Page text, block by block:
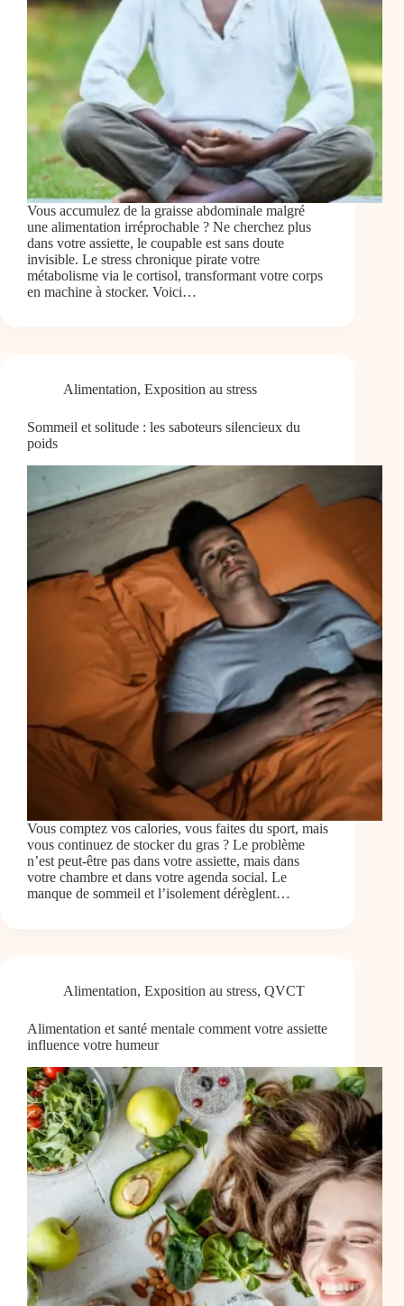
Vous accumulez de la graisse abdominale malgré
une alimentation irréprochable ? Ne cherchez plus
dans votre assiette, le coupable est sans doute
invisible. Le stress chronique pirate votre
métabolisme via le cortisol, transformant votre corps
en machine à stocker. Voici…
Alimentation, Exposition au stress
Sommeil et solitude : les saboteurs silencieux du
poids
Vous comptez vos calories, vous faites du sport, mais
vous continuez de stocker du gras ? Le problème
n’est peut-être pas dans votre assiette, mais dans
votre chambre et dans votre agenda social. Le
manque de sommeil et l’isolement dérèglent…
Alimentation, Exposition au stress, QVCT
Alimentation et santé mentale comment votre assiette
influence votre humeur